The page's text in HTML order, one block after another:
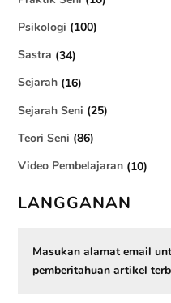
Psikologi (100)
Sastra (34)
Sejarah (16)
Sejarah Seni (25)
Teori Seni (86)
Video Pembelajaran (10)
LANGGANAN
Masukan alamat email
pemberitahuan artikel